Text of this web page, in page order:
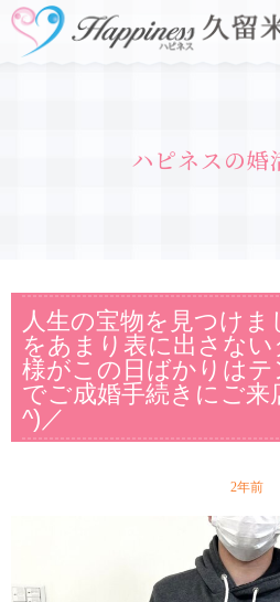
ハピネスの婚
人生の宝物を見つけま
をあまり表に出さな
様がこの日ばかりは
でご成婚手続きにご来
^)／
2年前